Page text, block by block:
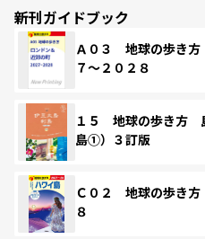
新刊ガイドブック
Ａ０３ 地球の歩き
７～２０２８
１５ 地球の歩き方
島①）３訂版
Ｃ０２ 地球の歩き
８